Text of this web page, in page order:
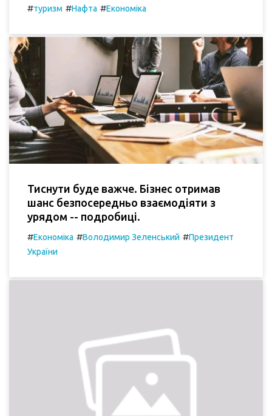
#туризм #Нафта #Економіка
Тиснути буде важче. Бізнес отримав
шанс безпосередньо взаємодіяти з
урядом -- подробиці.
#Економіка #Володимир Зеленський #Президент
України